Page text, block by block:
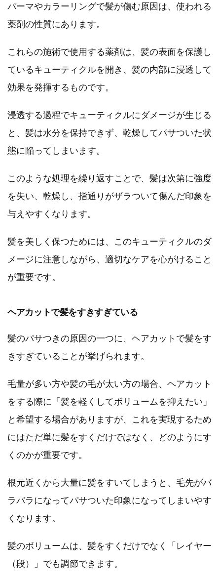
パーマやカラーリングで髪が傷む原因は、使われる
薬剤の性質にあります。
これらの施術で使用する薬剤は、髪の表面を保護し
ているキューティクルを開き、髪の内部に浸透して
効果を発揮するものです。
浸透する過程でキューティクルにダメージが生じる
と、髪は水分を保持できず、乾燥してパサついた状
態に陥ってしまいます。
このような処理を繰り返すことで、髪は次第に強度
を失い、乾燥し、指通りがザラついて傷んだ印象を
与えやすくなります。
髪を美しく保つためには、このキューティクルのダ
メージに注意しながら、適切なケアを心がけること
が重要です。
ヘアカットで髪をすきすぎている
髪のパサつきの原因の一つに、ヘアカットで髪をす
きすぎていることが挙げられます。
毛量が多い方や髪の毛が太い方の場合、ヘアカット
をする際に「髪を軽くしてボリュームを抑えたい」
と希望する場合がありますが、これを実現するため
にはただ単に髪をすくだけではなく、どのようにす
くのかが重要です。
根元近くから大量に髪をすいてしまうと、毛先がバ
ラバラになってパサついた印象になってしまいやす
くなります。
髪のボリュームは、髪をすくだけでなく「レイヤー
（段）」でも調節できます。